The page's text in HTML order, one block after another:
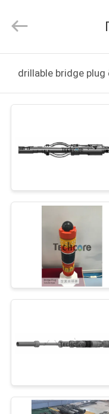
ΠΡΟΪΌΝΤΑ
ΠΕΡΊΠΟΥ
ΕΜΕΊΣ
ΓΎΡΟΣ
ΕΡΓΟΣΤΑΣΊΩΝ
ΠΟΙΟΤΙΚΌΣ
ΈΛΕΓΧΟΣ
ΕΛΆΤΕ
ΜΕ
Co.,Ltd,.
Reserved.
drillable bridge plug